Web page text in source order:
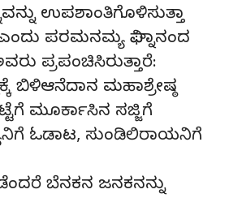
ಉಪಶಾಂತಿಗೊಳಿಸುತ್ತಾ
ಪರಮನಮ್ಯ ವಿಘ್ನಾನಂದ
ಪ್ರಪಂಚಿಸಿರುತ್ತಾರೆ:
ಬಿಳಿಆನೆದಾನ ಮಹಾಶ್ರೇಷ್ಠ
ಮೂರ್ಕಾಸಿನ ಸಜ್ಜಿಗೆ
ಓಡಾಟ, ಸುಂಡಿಲಿರಾಯನಿಗೆ
ಬೆನಕನ ಜನಕನನ್ನು